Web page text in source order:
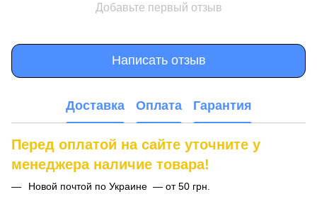
Добавьте первый отзыв
Написать отзыв
Доставка Оплата Гарантия
Перед оплатой на сайте уточните у
менеджера наличие товара!
Новой почтой по Украине — от 50 грн.